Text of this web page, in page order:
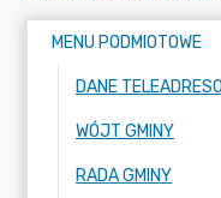
MENU PODMIOTOWE
DANE
WÓJT GMINY
RADA GMINY